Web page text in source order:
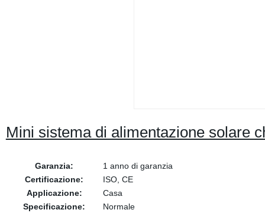
Mini sistema di alimentazione solare
Garanzia:
1 anno di garanzia
Certificazione:
ISO, CE
Applicazione:
Casa
Specificazione:
Normale